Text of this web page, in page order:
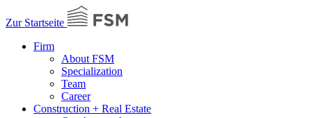
Zur Startseite
Firm
About FSM
Specialization
Team
Career
Construction + Real Estate